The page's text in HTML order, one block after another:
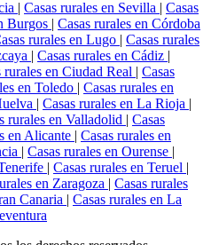
| Casas rurales en Sevilla | Casas
Burgos | Casas rurales en Córdoba
rurales en Lugo | Casas rurales
| Casas rurales en Cádiz |
rurales en Ciudad Real | Casas
en Toledo | Casas rurales en
| Casas rurales en La Rioja |
rurales en Valladolid | Casas
en Alicante | Casas rurales en
| Casas rurales en Ourense |
| Casas rurales en Teruel |
en Zaragoza | Casas rurales
Canaria | Casas rurales en La